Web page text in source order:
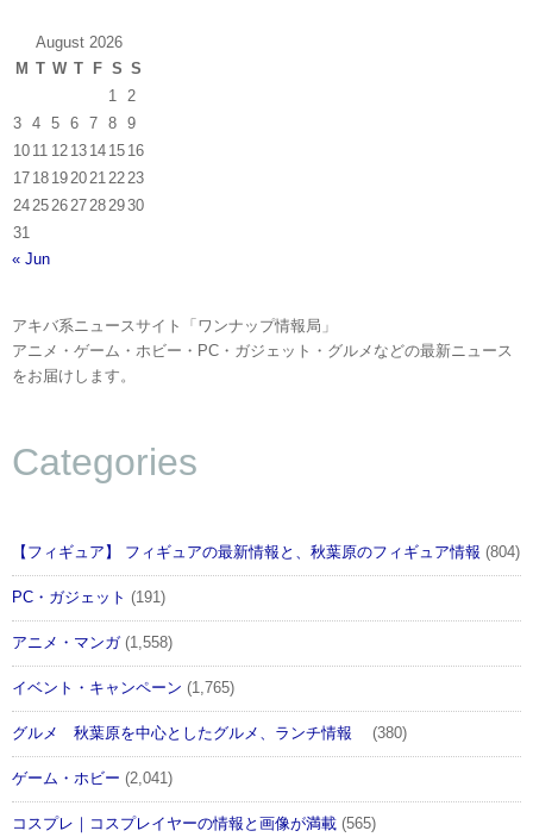
August 2026
M T W T F S S
1
2
3
4 5 6 7 8
9
10 11 12 13 14 15 16
17 18 19 20 21 22 23
24 25 26 27 28 2930
31
« Jun
アキバ系ニュースサイト「ワンナップ情報局」
アニメ・ゲーム・ホビー・PC・ガジェット・グルメなどの最新ニュース
をお届けします。
Categories
【フィギュア】 フィギュアの最新情報と、秋葉原のフィギュア情報 (804)
PC・ガジェット (191)
アニメ・マンガ(1,558)
イベント・キャンペーン (1,765)
グルメ 秋葉原を中心としたグルメ、ランチ情報 (380)
ゲーム・ホビー (2,041)
コスプレ｜コスプレイヤーの情報と画像が満載 (565)